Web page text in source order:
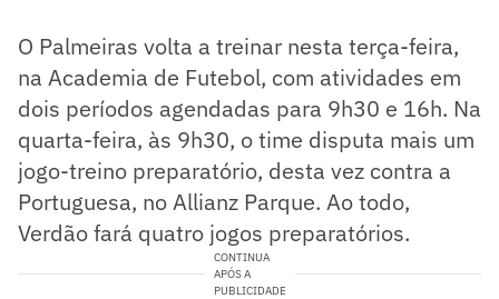
O Palmeiras volta a treinar nesta terça-feira,
na Academia de Futebol, com atividades em
dois períodos agendadas para 9h30 e 16h. Na
quarta-feira, às 9h30, o time disputa mais um
jogo-treino preparatório, desta vez contra a
Portuguesa, no Allianz Parque. Ao todo,
Verdão fará quatro jogos preparatórios.
CONTINUA
APÓS A
PUBLICIDADE